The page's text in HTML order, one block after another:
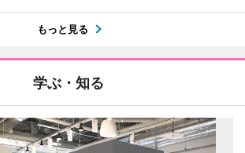
もっと見る
学ぶ・知る